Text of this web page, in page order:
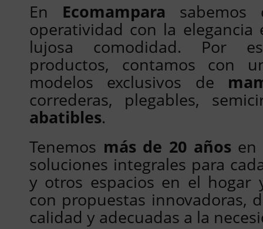
En Ecomampara sabemos
operatividad con la
lujosa comodidad. Por
productos, contamos con
modelos exclusivos de
correderas, plegables,
abatibles.
Tenemos más de 20 añosen
soluciones integrales para
y otros espacios en el hogar
con propuestas innovadoras,
calidad y adecuadas a la